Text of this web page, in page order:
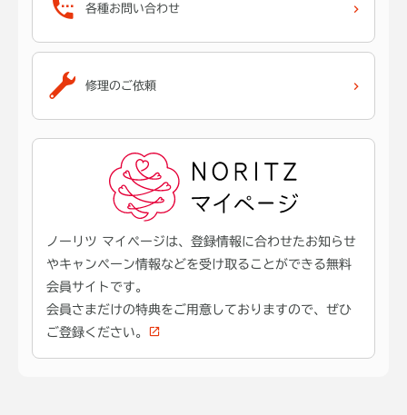
各種お問い合わせ
修理のご依頼
ノーリツ マイページは、登録情報に合わせたお知らせ
やキャンペーン情報などを受け取ることができる無料
会員サイトです。
会員さまだけの特典をご用意しておりますので、ぜひ
ご登録ください。